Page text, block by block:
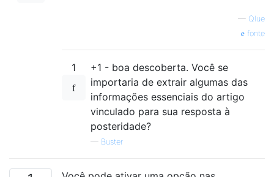
— Qlue
fonte
1
+1 - boa descoberta. Você se
importaria de extrair algumas das
informações essenciais do artigo
vinculado para sua resposta à
posteridade?
— Buster